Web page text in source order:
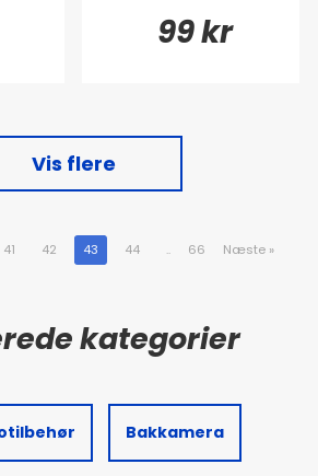
99 kr
Vis flere
41 42 43 44 .. 66 Næste »
Bakkamera